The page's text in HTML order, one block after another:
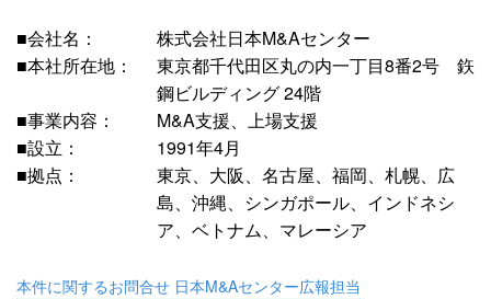
■会社名：
株式会社日本M&Aセンター
■本社所在地：
東京都千代田区丸の内一丁目8番2号 鉃
鋼ビルディング 24階
■事業内容：
M&A支援、上場支援
■設立：
1991年4月
■拠点：
東京、大阪、名古屋、福岡、札幌、広
島、沖縄、シンガポール、インドネシ
ア、ベトナム、マレーシア
本件に関するお問合せ 日本M&Aセンター広報担当